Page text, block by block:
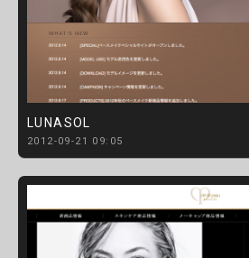
LUNASOL
2012-09-21 09:05